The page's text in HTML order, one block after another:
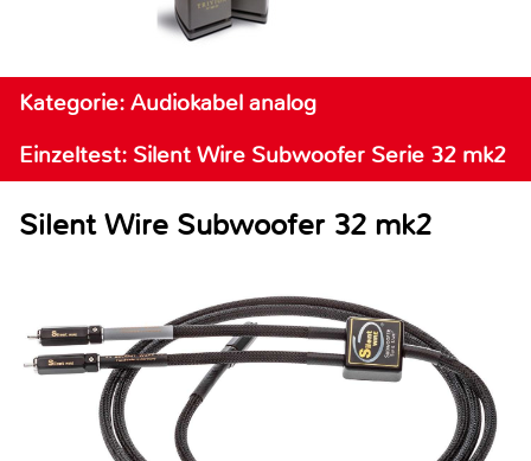
Kategorie: Audiokabel analog
Einzeltest: Silent Wire Subwoofer Serie 32 mk2
Silent Wire Subwoofer 32 mk2